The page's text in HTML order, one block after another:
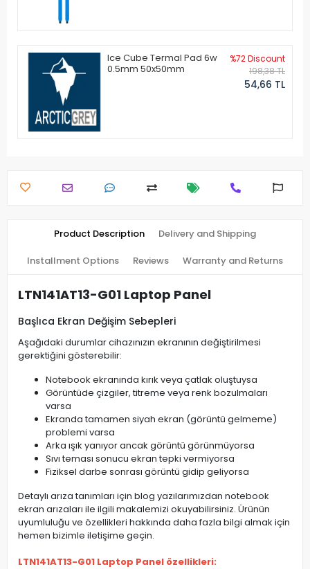
Ice Cube Termal Pad 6w
0.5mm 50x50mm
%72 Discount
198,38 TL
54,66 TL
Product Description Delivery and Shipping
Installment Options Reviews Warranty and Returns
LTN141AT13-G01 Laptop Panel
Başlıca Ekran Değişim Sebepleri
Aşağıdaki durumlar cihazınızın ekranının değiştirilmesi
gerektiğini gösterebilir:
Notebook ekranında kırık veya çatlak oluştuysa
Görüntüde çizgiler, titreme veya renk bozulmaları
varsa
Ekranda tamamen siyah ekran (görüntü gelmeme)
problemi varsa
Arka ışık yanıyor ancak görüntü görünmüyorsa
Sıvı teması sonucu ekran tepki vermiyorsa
Fiziksel darbe sonrası görüntü gidip geliyorsa
Detaylı arıza tanımları için blog yazılarımızdan notebook
ekran arızaları ile ilgili makalemizi okuyabilirsiniz. Ürünün
uyumluluğu ve özellikleri hakkında daha fazla bilgi almak için
hemen bizimle iletişime geçin.
LTN141AT13-G01 Laptop Panel özellikleri: